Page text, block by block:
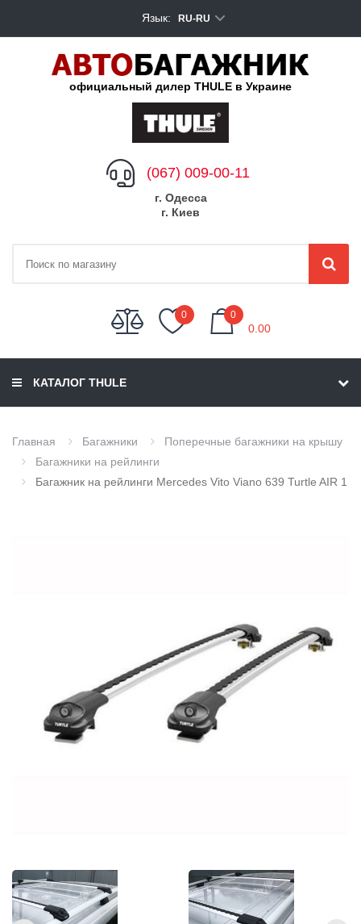
Язык: RU-RU
официальный дилер THULE в Украине
(067) 009-00-11
г. Одесса
г. Киев
0 0
0.00
КАТАЛОГ THULE
Главная Багажники
Поперечные багажники на крышу
Багажники на рейлинги
Багажник на рейлинги Mercedes Vito Viano 639 Turtle AIR 1